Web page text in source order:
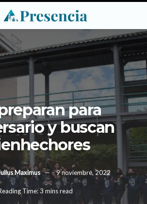
para
y buscan
Maximus 9 noviembre, 2022
Time: 3 mins read